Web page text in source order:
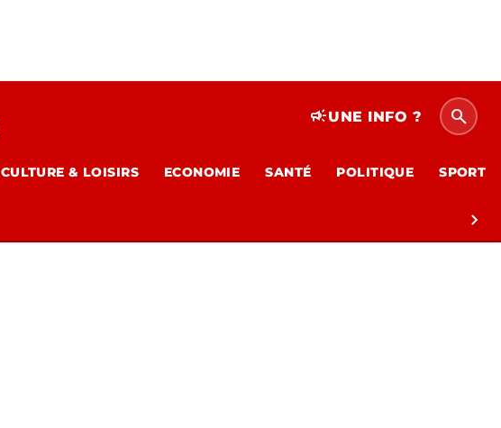
campaignUNE INFO ? search
CULTURE & LOISIRS ECONOMIE SANTÉ POLITIQUE SPORT
chevron_right